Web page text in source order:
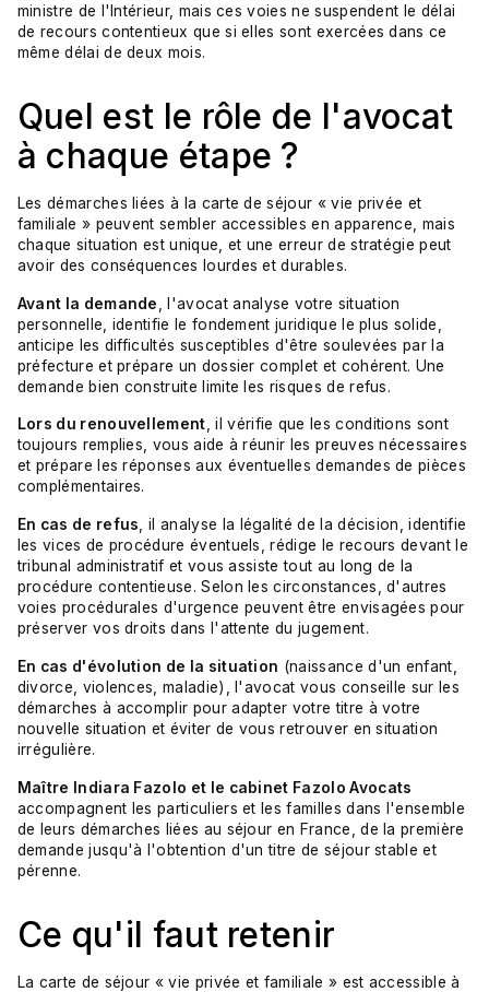
ministre de l'Intérieur, mais ces voies ne suspendent le délai
de recours contentieux que si elles sont exercées dans ce
même délai de deux mois.
Quel est le rôle de l'avocat
à chaque étape ?
Les démarches liées à la carte de séjour « vie privée et
familiale » peuvent sembler accessibles en apparence, mais
chaque situation est unique, et une erreur de stratégie peut
avoir des conséquences lourdes et durables.
Avant la demande
, l'avocat analyse votre situation
personnelle, identifie le fondement juridique le plus solide,
anticipe les difficultés susceptibles d'être soulevées par la
préfecture et prépare un dossier complet et cohérent. Une
demande bien construite limite les risques de refus.
Lors du renouvellement, il vérifie que les conditions sont
toujours remplies, vous aide à réunir les preuves nécessaires
et prépare les réponses aux éventuelles demandes de pièces
complémentaires.
En cas de refus , il analyse la légalité de la décision, identifie
les vices de procédure éventuels, rédige le recours devant le
tribunal administratif et vous assiste tout au long de la
procédure contentieuse. Selon les circonstances, d'autres
voies procédurales d'urgence peuvent être envisagées pour
préserver vos droits dans l'attente du jugement.
En cas d'évolution de la situation (naissance d'un enfant,
divorce, violences, maladie), l'avocat vous conseille sur les
démarches à accomplir pour adapter votre titre à votre
nouvelle situation et éviter de vous retrouver en situation
irrégulière.
Maître Indiara Fazolo et le cabinet Fazolo Avocats
accompagnent les particuliers et les familles dans l'ensemble
de leurs démarches liées au séjour en France, de la première
demande jusqu'à l'obtention d'un titre de séjour stable et
pérenne.
Ce qu'il faut retenir
La carte de séjour « vie privée et familiale » est accessible à